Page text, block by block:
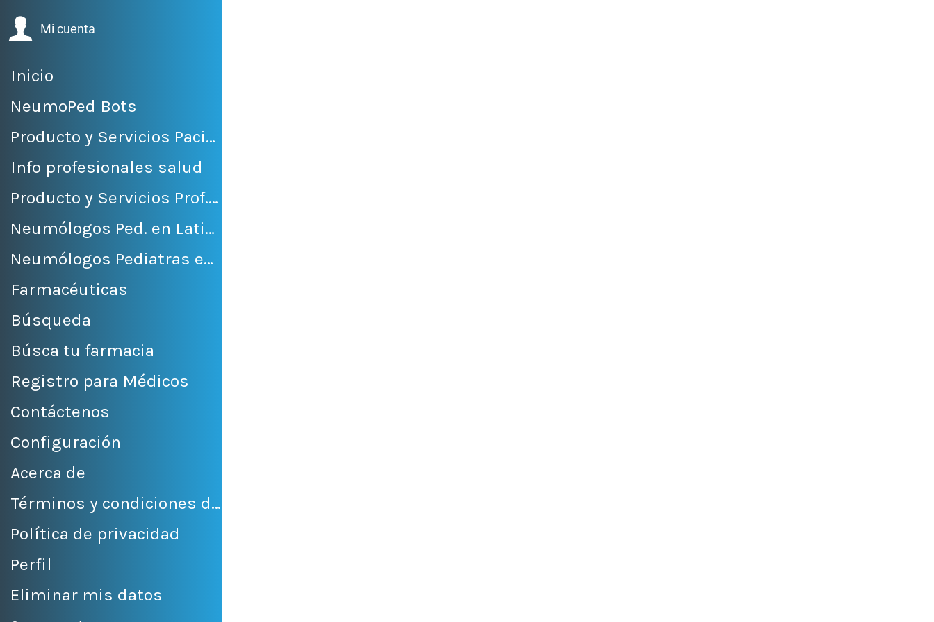
Mi cuenta
Inicio
NeumoPed Bots
Producto y Servicios Pacientes
Info profesionales salud
Producto y Servicios Prof. Salud
Neumólogos Ped. en LatinoAmérica
Neumólogos Pediatras en México
Farmacéuticas
Búsqueda
Búsca tu farmacia
Registro para Médicos
Contáctenos
Configuración
Acerca de
Términos y condiciones de venta
Política de privacidad
Perfil
Eliminar mis datos